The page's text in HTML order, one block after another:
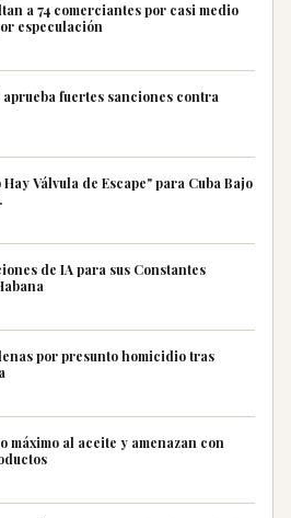
a 74 comerciantes por casi medio
especulación
aprueba fuertes sanciones contra
Válvula de Escape" para Cuba Bajo
de IA para sus Constantes
por presunto homicidio tras
máximo al aceite y amenazan con